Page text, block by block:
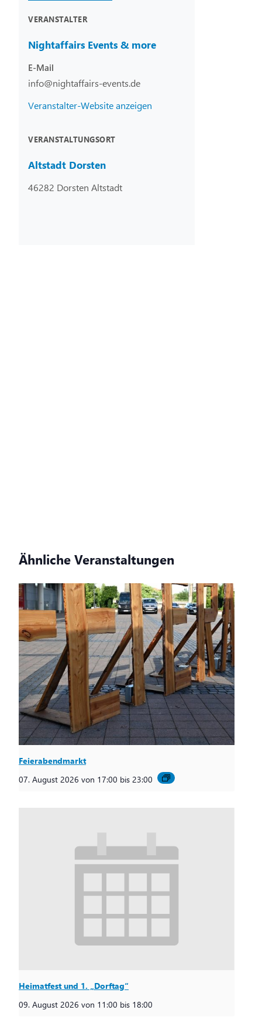
VERANSTALTER
Nightaffairs Events & more
E-Mail
info@nightaffairs-events.de
Veranstalter-Website anzeigen
VERANSTALTUNGSORT
Altstadt Dorsten
46282 Dorsten Altstadt
Ähnliche Veranstaltungen
Feierabendmarkt
07. August 2026 von 17:00 bis 23:00
Heimatfest und 1. „Dorftag“
09. August 2026 von 11:00 bis 18:00